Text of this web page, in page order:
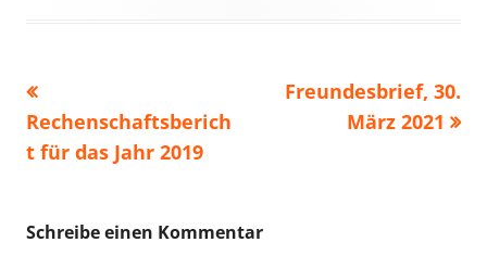
Beitragsnavigation
Beitrag:
Rechenschaftsberich
t für das Jahr 2019
Nächster
Beitrag
Freundesbrief, 30.
März 2021
Schreibe einen Kommentar